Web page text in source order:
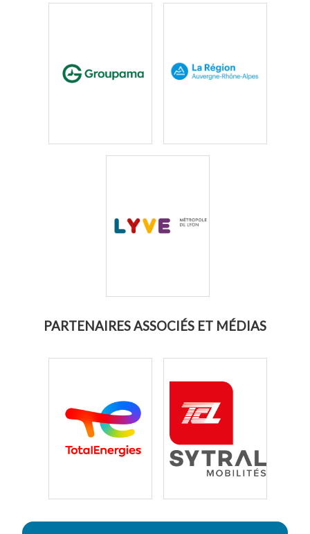
PARTENAIRES ASSOCIÉS ET MÉDIAS